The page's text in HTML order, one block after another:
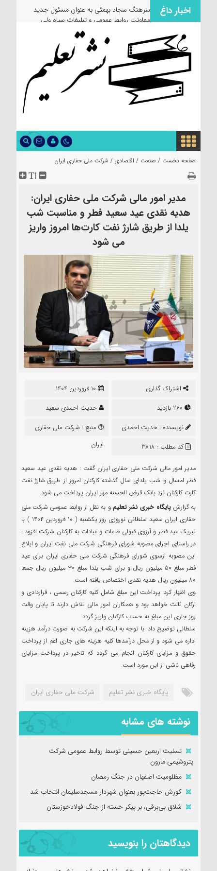
اخبار داغ
سرهنگ سجاد بهمئی به عنوان مسئول جدید
معاونت روابط عمومی و تبلیغات سپاه ولی
عصر(عج) خوزستان معرفی شد
صفحه نخست / صنعت / اقتصادی / شرکت ملی حفاری ایران
مدیر امور مالی شرکت ملی حفاری ایران:
هدیه نقدی عید سعید فطر و مناسبت شب
یلدا از طریق شارژ نفت کارت‌ها امروز واریز
می شود
اشتراک گذاری
10 فروردین 1404
حدیث احمدی سعید
نویسنده : حدیث احمدی
سعید
منبع : شرکت ملی حفاری
ایران
کد مطلب : 3818
مدیر امور مالی شرکت ملی حفاری ایران گفت : هدیه نقدی عید سعید
فطر امسال و شب یلدای سال گذشته کارکنان امروز از طریق شارژ نفت
کارت کارکنان نزد بانک قرض الحسنه مهر ایران پرداخت می شود.
به گزارشپایگاه خبری نشر تعلیم و به نقل از روابط عمومی شرکت ملی
حفاری ایران سعید سلطانی نوروزی روز یکشنبه ( ۱۰ فروردین ۱۴۰۴ ) با
تبریک عید فطر و آرزوی قبولی طاعات و عبادات به کارکنان شرکت افزود :
در راستای اجرای مصوبه شورای فرهنگی شرکت ملی نفت ایران و ابلاغ
این مصوبه ازسوی شورای فرهنگی شرکت ملی حفاری ایران برای عید
فطر مبلغ ۵۰ میلیون ریال و برای شب یلدا مبلغ ۳۰ میلیون ریال جمعا
۸۰ میلیون ریال هدیه نقدی اختصاص یافته است.
وی اظهار کرد: پرداخت این مبلغ شامل کلیه کارکنان رسمی ، قراردادی و
ارکان ثالث خواهد بود و همکاران امور مالی تلاش دارند تا پایان وقت
روز جاری این مبلغ به حساب کارکنان واریز گردد.
سلطانی توضیح داد: با توجه به اینکه این شرکت به صورت درآمد هزینه
اداره می شود و از محل درآمدها کلیه هزینه های جاری اعم از پرداخت
حقوق و مزایای کارکنان انجام می گردد که تاخیر در پرداخت مزایای
رفاهی ناشی از این مورد است.
پایگاه خبری نشر تعلیم شرکت ملی حفاری ایران
نوشته های مشابه
تسلیت اربعین حسینی توسط روابط عمومی شرکت
پتروشیمی مارون
مظلومیت اصفهان در جنگ رمضان
کورش حاجت‌پور بعنوان شهردار مسجدسلیمان انتخاب شد
شلاق‌ بی‌برقی، بر پیکر خسته‌ از جنگ فولادخوزستان
دیدگاهتان را بنویسید